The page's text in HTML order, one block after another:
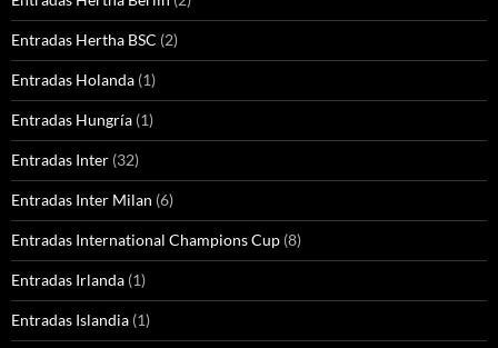
Entradas Hertha BSC (2)
Entradas Holanda (1)
Entradas Hungría (1)
Entradas Inter (32)
Entradas Inter Milan (6)
Entradas International Champions Cup (8)
Entradas Irlanda (1)
Entradas Islandia (1)